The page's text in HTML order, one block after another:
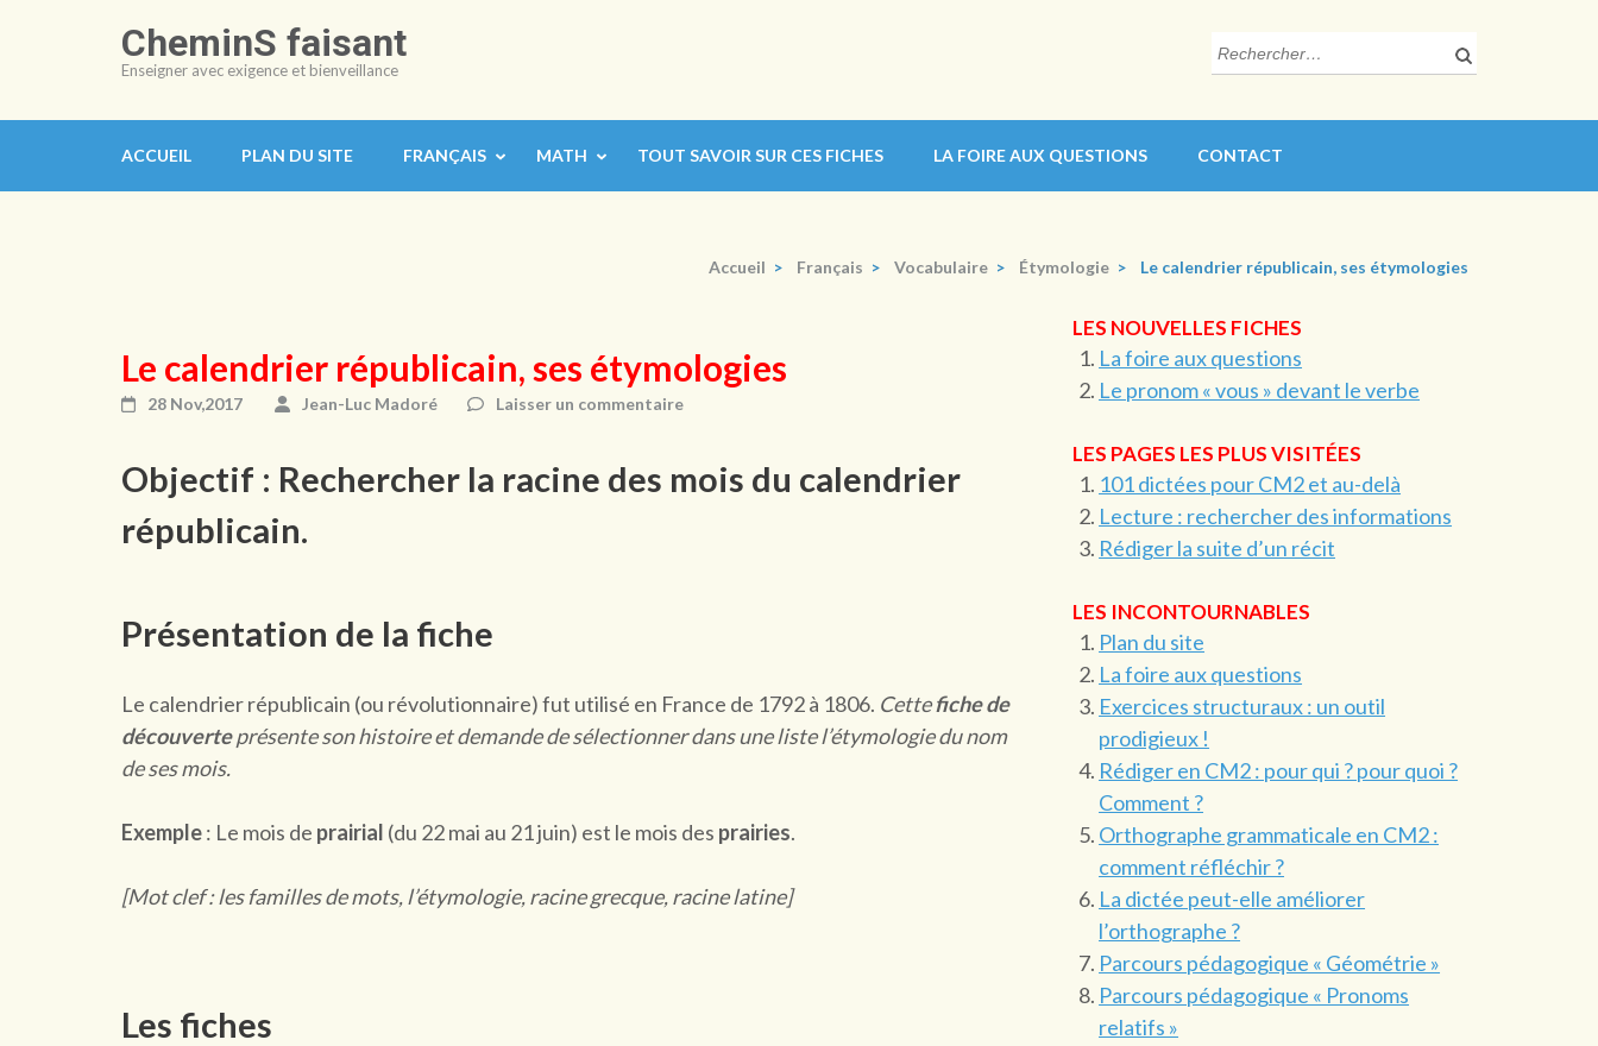
CheminS faisant
Enseigner avec exigence et bienveillance
Rechercher :
ACCUEIL PLAN DU SITE FRANÇAIS MATH TOUT SAVOIR SUR CES FICHES LA FOIRE AUX QUESTIONS CONTACT
Accueil > Français > Vocabulaire > Étymologie > Le calendrier républicain, ses étymologies
Le calendrier républicain, ses étymologies
28 Nov,2017 Jean-Luc Madoré Laisser un commentaire
Objectif : Rechercher la racine des mois du calendrier
républicain.
Présentation de la fiche
Le calendrier républicain (ou révolutionnaire) fut utilisé en France de 1792 à 1806. Cettefiche de
découverteprésente son histoire et demande de sélectionner dans une liste l’étymologie du nom
de ses mois.
Exemple: Le mois de prairial (du 22 mai au 21 juin) est le mois des prairies.
[Mot clef : les familles de mots, l’étymologie, racine grecque, racine latine]
Les fiches
LES NOUVELLES FICHES
La foire aux questions
Le pronom « vous » devant le verbe
LES PAGES LES PLUS VISITÉES
101 dictées pour CM2 et au-delà
Lecture : rechercher des informations
Rédiger la suite d’un récit
LES INCONTOURNABLES
Plan du site
La foire aux questions
Exercices structuraux : un outil
prodigieux !
Rédiger en CM2 : pour qui ? pour quoi ?
Comment ?
Orthographe grammaticale en CM2 :
comment réfléchir ?
La dictée peut-elle améliorer
l’orthographe ?
Parcours pédagogique « Géométrie »
Parcours pédagogique « Pronoms
relatifs »